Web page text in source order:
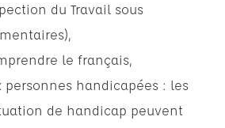
du Travail sous
le français,
personnes handicapées : les
de handicap peuvent